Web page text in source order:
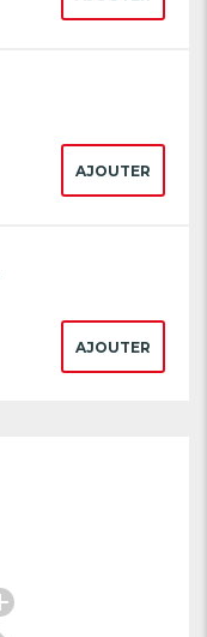
AJOUTER
AJOUTER